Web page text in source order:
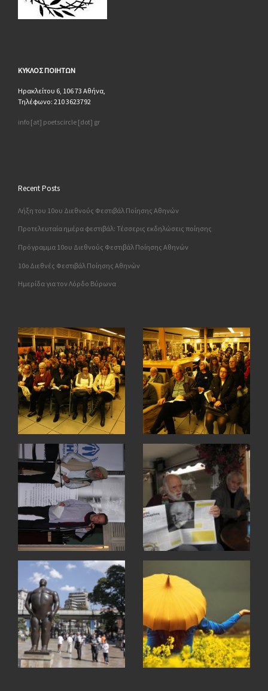
ΚΥΚΛΟΣ ΠΟΙΗΤΩΝ
Ηρακλείτου 6, 106 73 Αθήνα,
Τηλέφωνο: 210 3623792
info [at] poetscircle [dot] gr
Recent Posts
Λήξη του 10ου Διεθνούς Φεστιβάλ Ποίησης Αθηνών
Προτελευταία ημέρα φεστιβάλ: Τέσσερις εκδηλώσεις ποίησης
Πρόγραμμα 10ου Διεθνούς Φεστιβάλ Ποίησης Αθηνών
10o Διεθνές Φεστιβάλ Ποίησης Αθηνών
Ημερίδα για τον Λόρδο Βύρωνα